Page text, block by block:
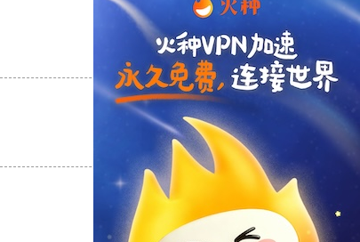
支持 [0] 反对 [0]
支持